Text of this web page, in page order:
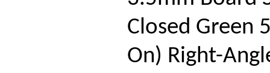
Closed Green
On) Right-